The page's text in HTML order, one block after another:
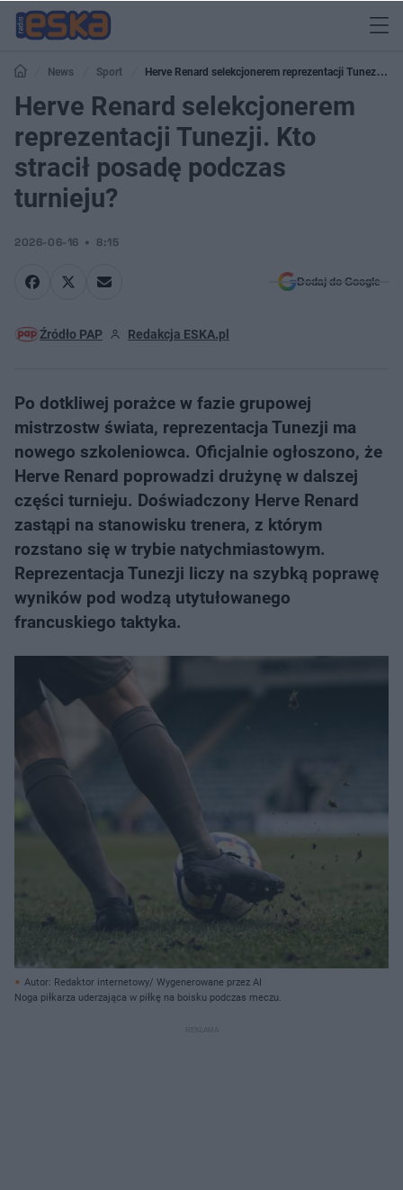
News Sport
Herve Renard selekcjonerem reprezentacji Tunezji.
Kto stracił posadę podczas turnieju?
Herve Renard selekcjonerem
reprezentacji Tunezji. Kto
stracił posadę podczas
turnieju?
2026-06-16 8:15
Dodaj do Google
Źródło PAP Redakcja ESKA.pl
Po dotkliwej porażce w fazie grupowej
mistrzostw świata, reprezentacja Tunezji ma
nowego szkoleniowca. Oficjalnie ogłoszono, że
Herve Renard poprowadzi drużynę w dalszej
części turnieju. Doświadczony Herve Renard
zastąpi na stanowisku trenera, z którym
rozstano się w trybie natychmiastowym.
Reprezentacja Tunezji liczy na szybką poprawę
wyników pod wodzą utytułowanego
francuskiego taktyka.
Autor: Redaktor internetowy/ Wygenerowane przez AI
Noga piłkarza uderzająca w piłkę na boisku podczas meczu.